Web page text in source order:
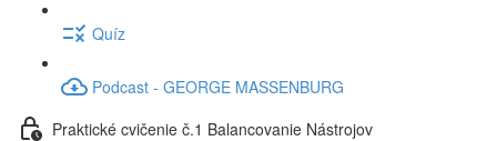
Quíz
Podcast - GEORGE MASSENBURG
Praktické cvičenie č.1 Balancovanie Nástrojov